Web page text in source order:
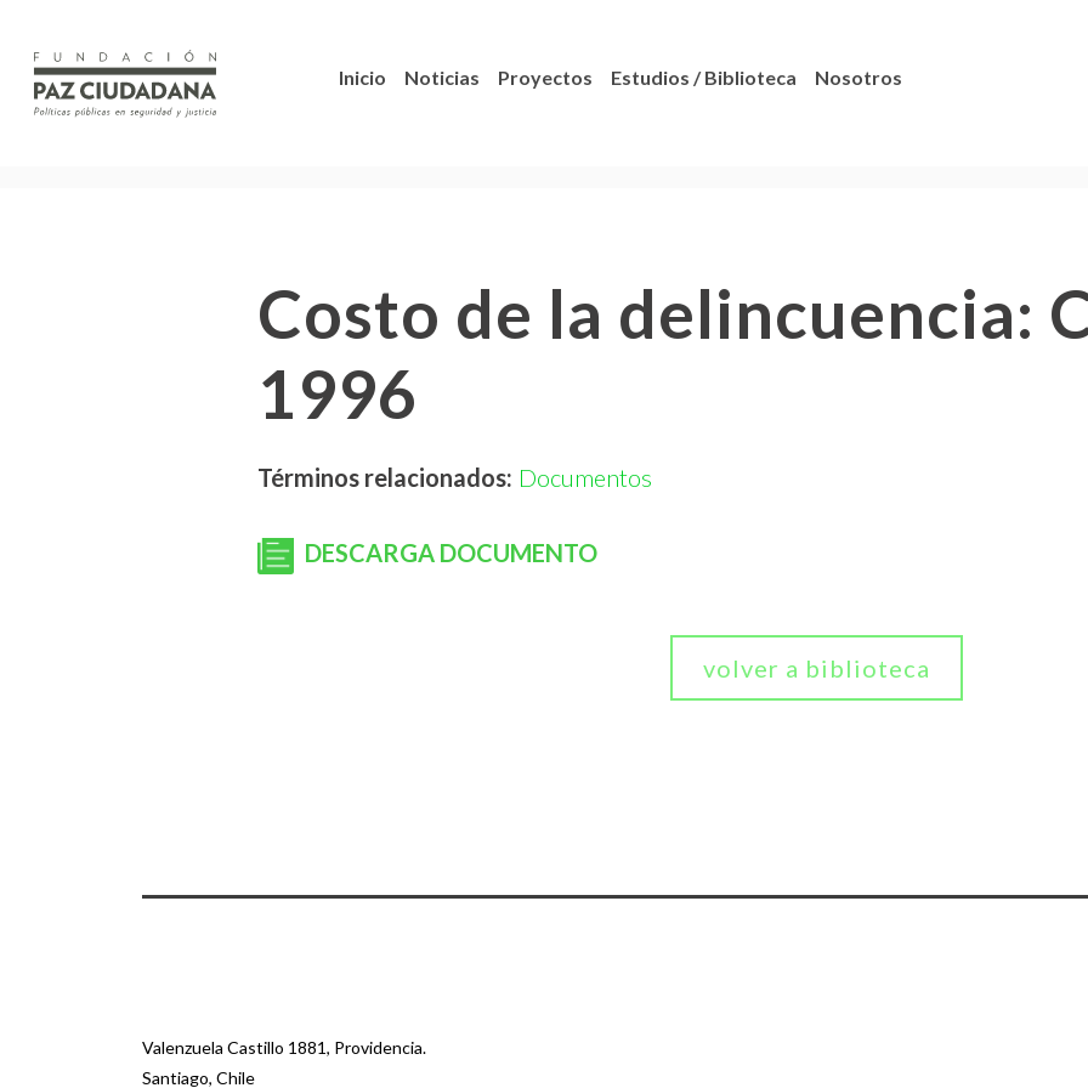
Inicio Noticias Proyectos Estudios / Biblioteca Nosotros
Costo de la delincuencia:
1996
Términos relacionados: Documentos
DESCARGA DOCUMENTO
volver a biblioteca
Valenzuela Castillo 1881, Providencia.
Santiago, Chile